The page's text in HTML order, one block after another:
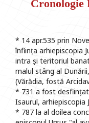
Cronologie
* 14 apr.535 prin
înființa arhiepiscopia
intra și teritoriul
malul stâng al
(Vărădia, fostă
* 731 a fost
Isaurul, arhiepiscopia
* 787 la al doilea